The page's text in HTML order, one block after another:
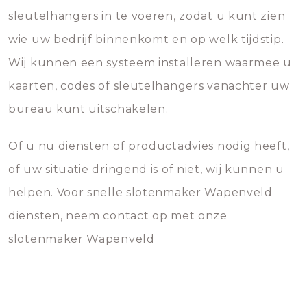
sleutelhangers in te voeren, zodat u kunt zien
wie uw bedrijf binnenkomt en op welk tijdstip.
Wij kunnen een systeem installeren waarmee u
kaarten, codes of sleutelhangers vanachter uw
bureau kunt uitschakelen.
Of u nu diensten of productadvies nodig heeft,
of uw situatie dringend is of niet, wij kunnen u
helpen. Voor snelle slotenmaker Wapenveld
diensten, neem contact op met onze
slotenmaker Wapenveld